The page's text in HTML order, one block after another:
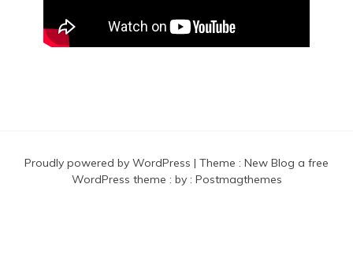
Proudly powered by WordPress | Theme : New Blog a free
WordPress theme : by : Postmagthemes